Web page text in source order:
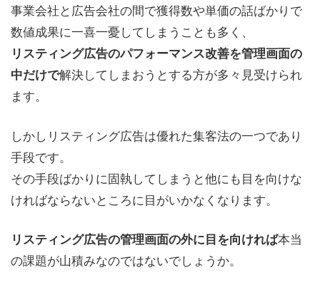
事業会社と広告会社の間で獲得数や単価の話ばかりで
数値成果に一喜一憂してしまうことも多く、
リスティング広告のパフォーマンス改善を管理画面の
中だけで解決してしまおうとする方が多々見受けられ
ます。
しかしリスティング広告は優れた集客法の一つであり
手段です。
その手段ばかりに固執してしまうと他にも目を向けな
ければならないところに目がいかなくなります。
リスティング広告の管理画面の外に目を向ければ本当
の課題が山積みなのではないでしょうか。